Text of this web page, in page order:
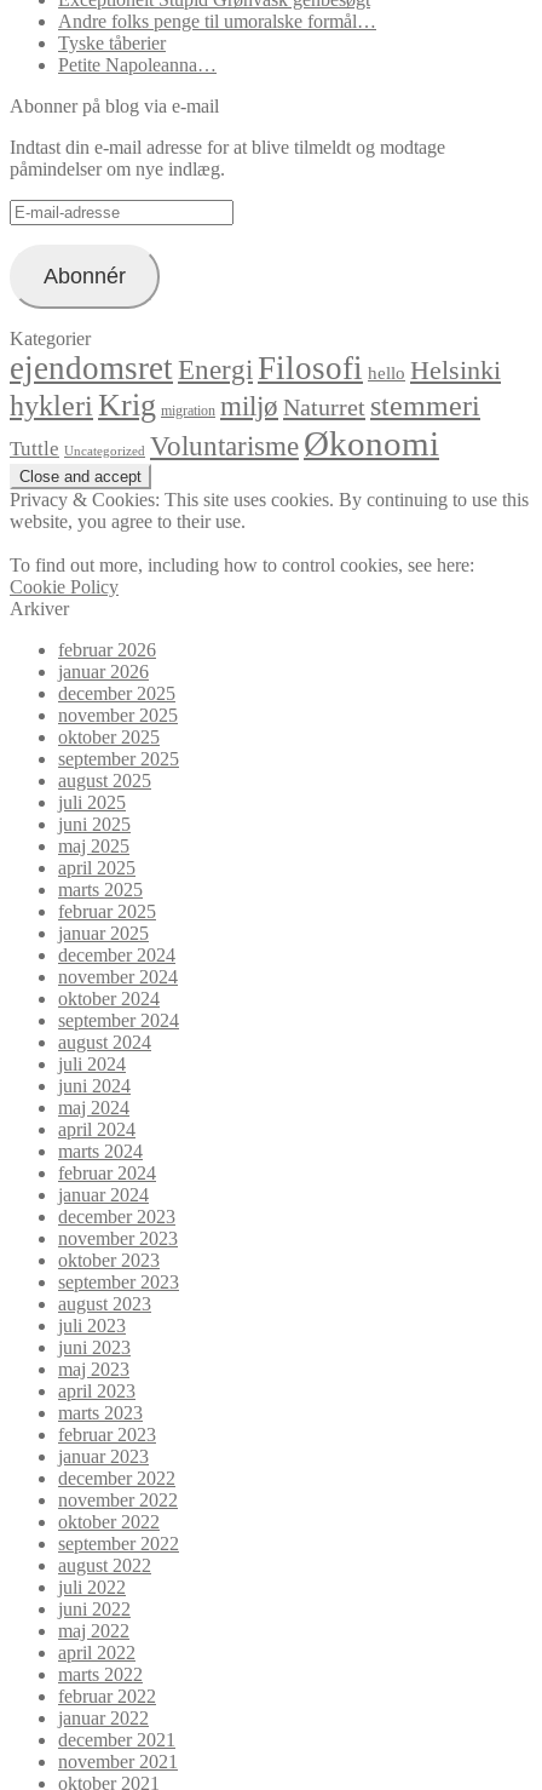
Andre folks penge til umoralske formål…
Tyske tåberier
Petite Napoleanna…
Abonner på blog via e-mail
Indtast din e-mail adresse for at blive tilmeldt og modtage
påmindelser om nye indlæg.
E-
mail-
Abonnér
Kategorier
ejendomsretEnergi Filosofi hello Helsinki
hykleri Krig migration miljø Naturret stemmeri
Tuttle Uncategorized VoluntarismeØkonomi
Privacy & Cookies: This site uses cookies. By continuing to use this
website, you agree to their use.
To find out more, including how to control cookies, see here:
Cookie Policy
Arkiver
februar 2026
januar 2026
december 2025
november 2025
oktober 2025
september 2025
august 2025
juli 2025
juni 2025
maj 2025
april 2025
marts 2025
februar 2025
januar 2025
december 2024
november 2024
oktober 2024
september 2024
august 2024
juli 2024
juni 2024
maj 2024
april 2024
marts 2024
februar 2024
januar 2024
december 2023
november 2023
oktober 2023
september 2023
august 2023
juli 2023
juni 2023
maj 2023
april 2023
marts 2023
februar 2023
januar 2023
december 2022
november 2022
oktober 2022
september 2022
august 2022
juli 2022
juni 2022
maj 2022
april 2022
marts 2022
februar 2022
januar 2022
december 2021
november 2021
oktober 2021